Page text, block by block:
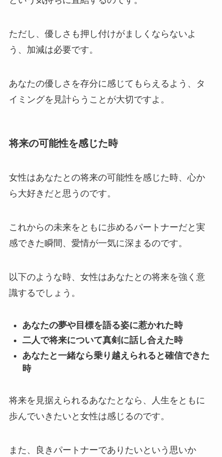
ただし、優しさも押し付けがましくならないよ
う、加減は必要です。
あなたの優しさを存分に感じてもらえるよう、タ
イミングを見計らうことが大切ですよ。
将来の可能性を感じた時
女性はあなたとの将来の可能性を感じた時、心か
ら大好きだと思うのです。
これからの未来をともに歩めるパートナーだと実
感できた瞬間、愛情が一気に深まるのです。
以下のような時、女性はあなたとの将来を強く意
識するでしょう。
あなたの夢や目標を語る姿に惹かれた時
二人で将来について真剣に話し合えた時
あなたと一緒なら乗り越えられると確信できた
時
将来を見据えられるあなたとなら、人生をともに
歩んでいきたいと女性は感じるのです。
また、良きパートナーでありたいという思いか